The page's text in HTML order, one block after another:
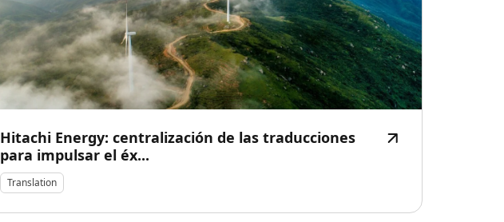
Hitachi Energy: centralización de las traducciones
para impulsar el éx...
Translation